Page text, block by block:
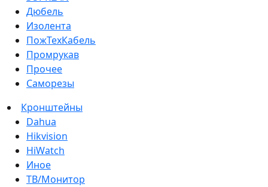
Дюбель
Изолента
ПожТехКабель
Промрукав
Прочее
Саморезы
Кронштейны
Dahua
Hikvision
HiWatch
Иное
ТВ/Монитор